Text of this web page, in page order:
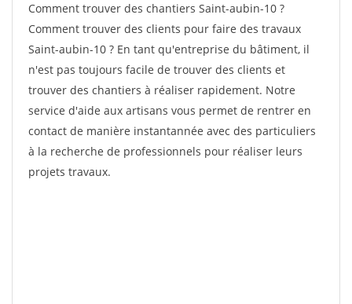
Comment trouver des chantiers Saint-aubin-10 ?
Comment trouver des clients pour faire des travaux
Saint-aubin-10 ? En tant qu'entreprise du bâtiment, il
n'est pas toujours facile de trouver des clients et
trouver des chantiers à réaliser rapidement. Notre
service d'aide aux artisans vous permet de rentrer en
contact de manière instantannée avec des particuliers
à la recherche de professionnels pour réaliser leurs
projets travaux.